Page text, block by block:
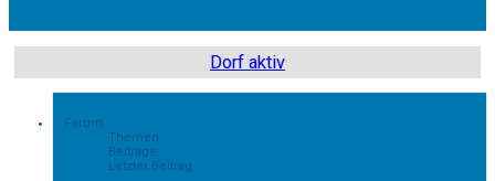
Registrieren
Unbeantwortete
Themen
Aktive
Dorf aktiv
Forum
Themen
Beiträge
Letzter Beitrag